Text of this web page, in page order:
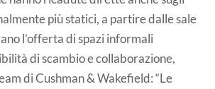
più statici, a partire dalle sale
l’offerta di spazi informali
di scambio e collaborazione,
di Cushman & Wakefield: “Le